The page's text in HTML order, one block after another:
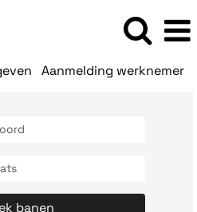
Aanmelding werknemer
banen